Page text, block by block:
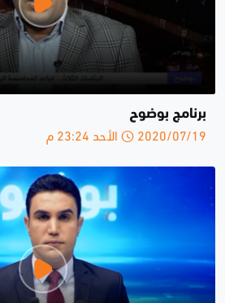
برنامج بوضوح
2020/07/19 الأحد 23:24 م